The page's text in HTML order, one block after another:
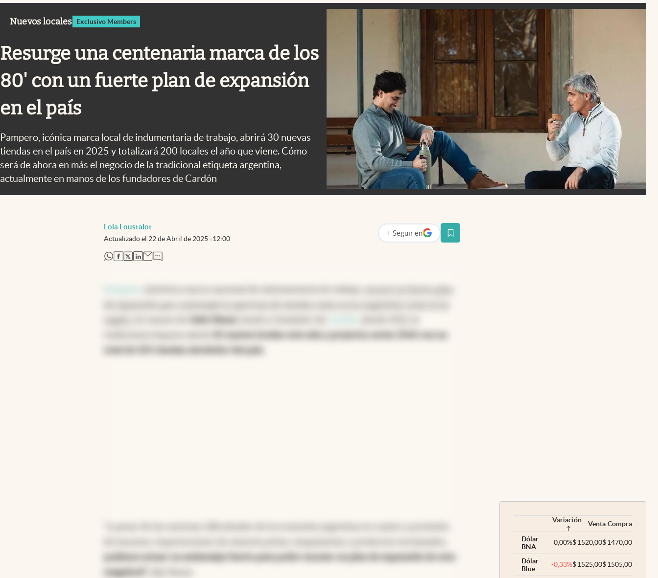
Infotechnology
Clase
Mundial 2026
Eventos Corporativos
El Cronista Studio
Mediakit
abre en nueva pestaña
Nuevos locales Exclusivo Members
Resurge una centenaria marca de los
80' con un fuerte plan de expansión
en el país
Pampero, icónica marca local de indumentaria de trabajo, abrirá 30 nuevas
tiendas en el país en 2025 y totalizará 200 locales el año que viene. Cómo
será de ahora en más el negocio de la tradicional etiqueta argentina,
actualmente en manos de los fundadores de Cardón
Lola Loustalot
Actualizado el 22 de Abril de 2025 12:00
+ Seguir en
abre en nueva pestaña
abre en nueva pestaña
abre en nueva pestaña
abre en nueva pestaña
abre en nueva pestaña
Gabo Nazar,
30 nuevos locales este año y proyecta cerrar 2026 con un
total de 200 tiendas alrededor del país.
pudimos armar un andamiaje fuerte para poder encarar un plan de expansión de esta
magnitud",
Variación Venta Compra
Dólar
BNA
0,00%$1520,00$1470,00
Dólar
Blue
-0,33%$1525,00$1505,00